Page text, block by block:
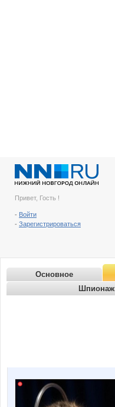
Привет, Гость !
- Войти
- Зарегистрироваться
Основное
Шпионаж